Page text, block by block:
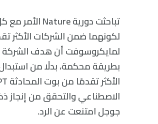
لكونهما ضمن الشركات الأكثر
لمايكروسوفت أن هدف الشركة
الاصطناعي والتحقق من إنجاز
جوجل امتنعت عن الرد.